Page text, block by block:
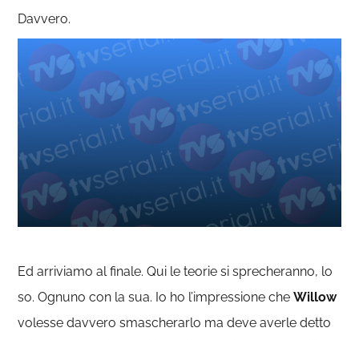
Davvero.
Ed arriviamo al finale. Qui le teorie si sprecheranno, lo
so. Ognuno con la sua. Io ho l’impressione cheWillow
volesse davvero smascherarlo ma deve averle detto